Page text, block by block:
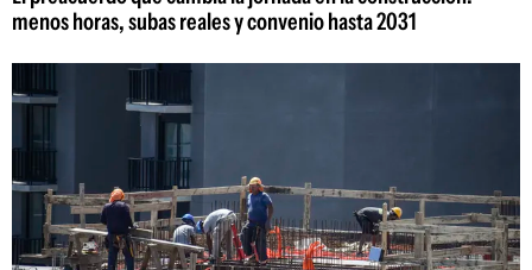
menos horas, subas reales y convenio hasta 2031